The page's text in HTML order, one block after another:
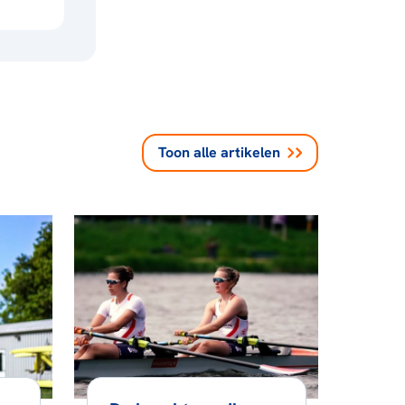
Toon alle artikelen